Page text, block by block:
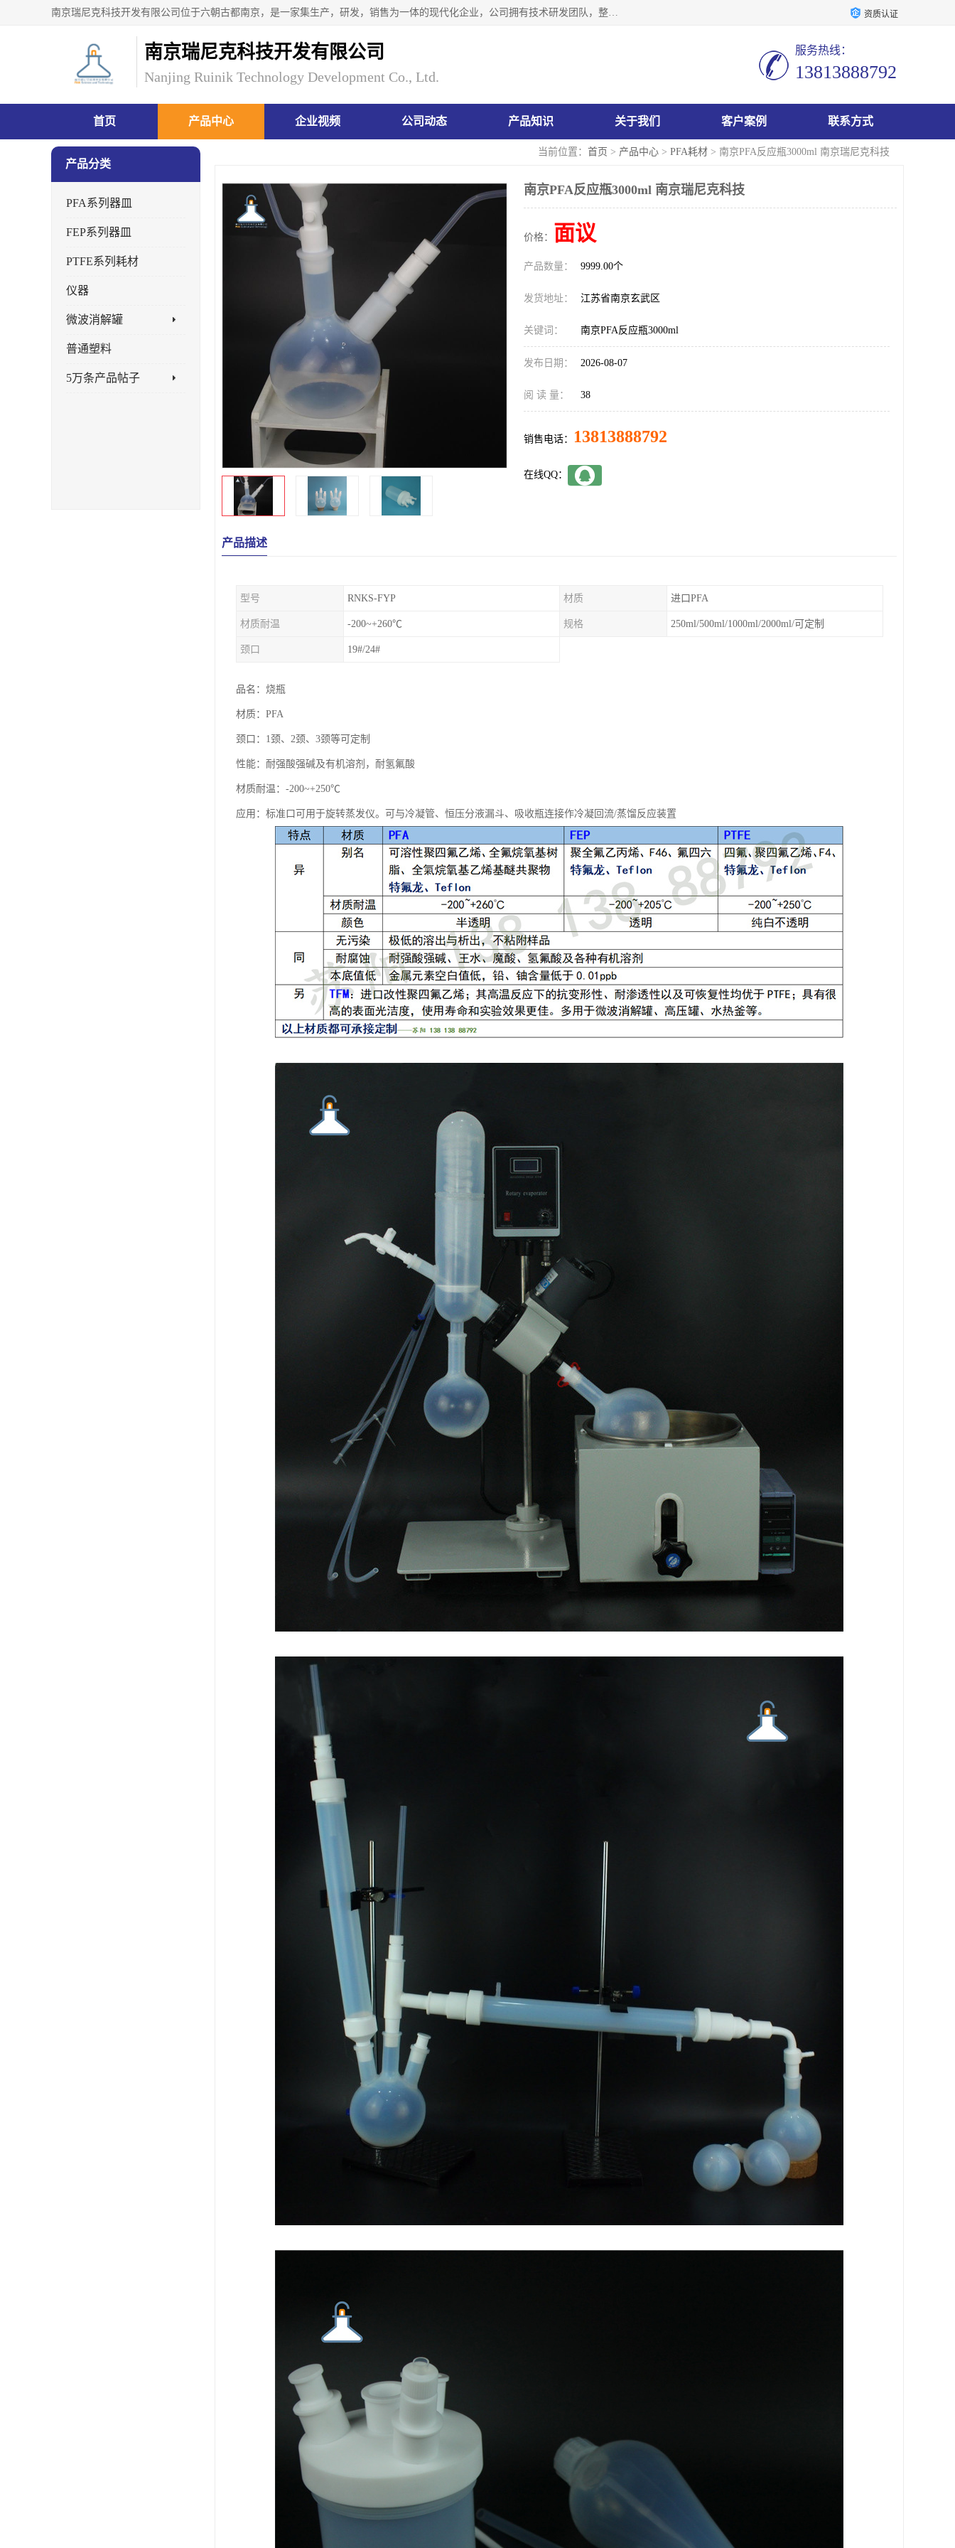
南京瑞尼克科技开发有限公司位于六朝古都南京，是一家集生产，研发，销售为一体的现代化企业，公司拥有技术研发团队，整洁明亮的厂房及的技术仪器设备，技术力量雄厚。公司长久以来一直坚持以生产研发国内完mei的痕量分析器皿为目标，客户满意的实验需求是我们永远的追求。长久以来与客户建立了良好的合作关系，在同行业中建立了自己的信誉与品牌。公司将一如既往的奋进不息，为客户带来为舒心的服务！ 资质认证
南京瑞尼克科技开发有限公司
Nanjing Ruinik Technology Development Co., Ltd.
服务热线：
13813888792
首页 产品中心 企业视频 公司动态 产品知识 关于我们 客户案例 联系方式
当前位置： 首页 > 产品中心 > PFA耗材 > 南京PFA反应瓶3000ml 南京瑞尼克科技
产品分类
PFA系列器皿
FEP系列器皿
PTFE系列耗材
仪器
微波消解罐
普通塑料
5万条产品帖子
南京PFA反应瓶3000ml 南京瑞尼克科技
价格： 面议
产品数量： 9999.00个
发货地址： 江苏省南京玄武区
关键词： 南京PFA反应瓶3000ml
发布日期： 2026-08-07
阅 读 量： 38
销售电话： 13813888792
在线QQ：
产品描述
型号 RNKS-FYP 材质 进口PFA
材质耐温 -200~+260℃ 规格 250ml/500ml/1000ml/2000ml/可定制
颈口 19#/24#
品名：烧瓶
材质：PFA
颈口：1颈、2颈、3颈等可定制
性能：耐强酸强碱及有机溶剂，耐氢氟酸
材质耐温：-200~+250℃
应用：标准口可用于旋转蒸发仪。可与冷凝管、恒压分液漏斗、吸收瓶连接作冷凝回流/蒸馏反应装置